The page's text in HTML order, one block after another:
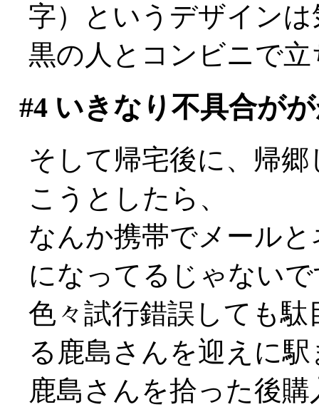
字）というデザイン
黒の人とコンビニで
#4いきなり不具合が
そして帰宅後に、帰
こうとしたら、
なんか携帯でメール
になってるじゃない
色々試行錯誤しても
る鹿島さんを迎えに駅
鹿島さんを拾った後